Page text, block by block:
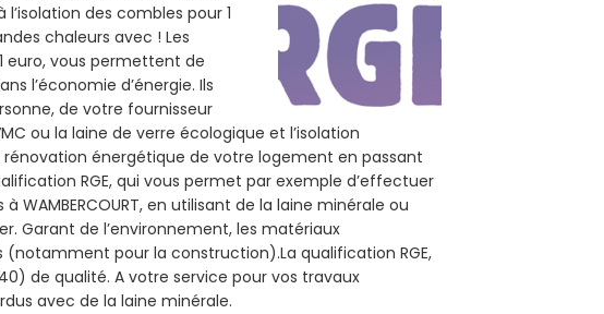
des combles pour 1
chaleurs avec ! Les
1 euro, vous permettent de
l’économie d’énergie. Ils
de votre fournisseur
ou la laine de verre écologique et l’isolation
énergétique de votre logement en passant
RGE, qui vous permet par exemple d’effectuer
WAMBERCOURT, en utilisant de la laine minérale ou
Garant de l’environnement, les matériaux
pour la construction).La qualification RGE,
de qualité. A votre service pour vos travaux
avec de la laine minérale.